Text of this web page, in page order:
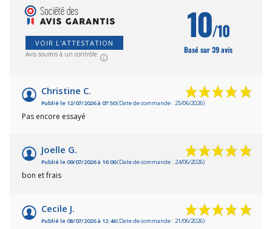
VOIR L'ATTESTATION
Avis soumis à un contrôle
10/10
Basé sur 39 avis
Christine C.
Publié le 12/07/2026 à 07:50(Date de commande : 25/06/2026)
Pas encore essayé
Joelle G.
Publié le 09/07/2026 à 16:06(Date de commande : 24/06/2026)
bon et frais
Cecile J.
Publié le 08/07/2026 à 12:46(Date de commande : 21/06/2026)